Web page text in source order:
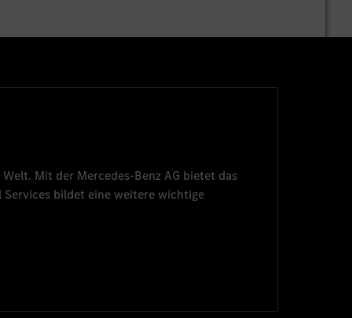
Mit der Mercedes-Benz AG bietet das
Services bildet eine weitere wichtige